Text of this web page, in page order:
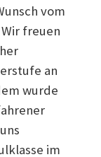
vom
freuen
an
wurde
im